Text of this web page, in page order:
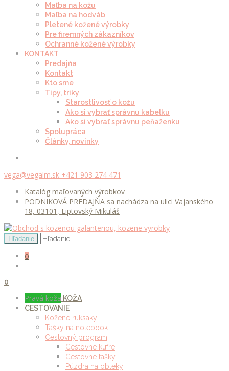
Maľba na kožu
Maľba na hodváb
Pletené kožené výrobky
Pre firemných zákazníkov
Ochranné kožené výrobky
KONTAKT
Predajňa
Kontakt
Kto sme
Tipy, triky
Starostlivosť o kožu
Ako si vybrať správnu kabelku
Ako si vybrať správnu peňaženku
Spolupráca
Články, novinky
vega@vegalm.sk +421 903 274 471
Katalóg maľovaných výrobkov
PODNIKOVÁ PREDAJŇA sa nachádza na ulici Vajanského
18, 03101, Liptovský Mikuláš
0
0
Pravá koža KOŽA
CESTOVANIE
Kožené ruksaky
Tašky na notebook
Cestovný program
Cestovné kufre
Cestovné tašky
Púzdra na obleky